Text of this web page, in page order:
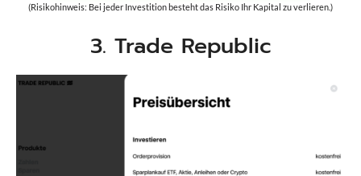
(Risikohinweis: Bei jeder Investition besteht das Risiko Ihr Kapital zu verlieren.)
3. Trade Republic